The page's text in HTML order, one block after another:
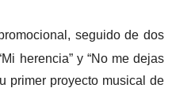
seguido de dos
herencia” y “No me dejas
primer proyecto musical de